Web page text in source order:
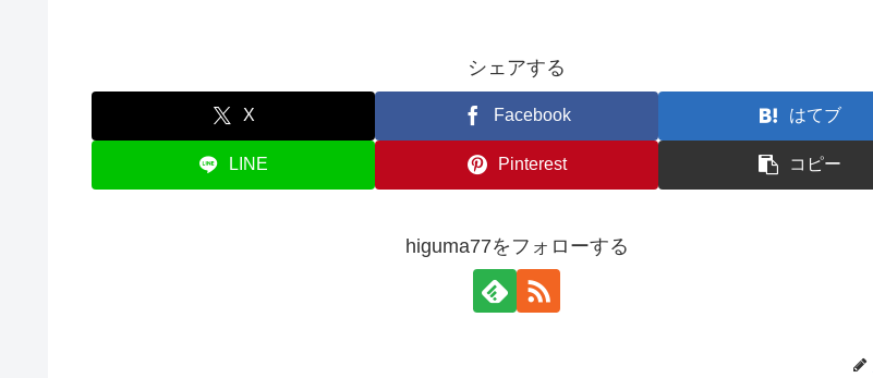
シェアする
X Facebook はてブ
LINE Pinterest コピー
higuma77をフォローする